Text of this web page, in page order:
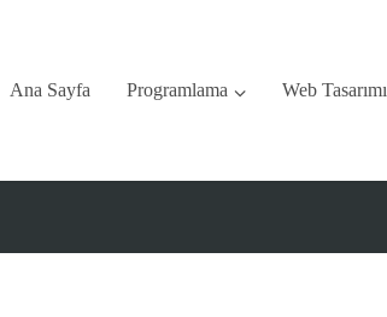
Ana Sayfa Programlama Web Tasarımı